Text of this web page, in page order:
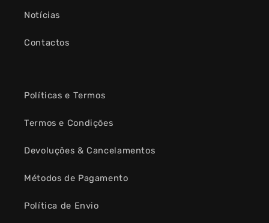
Notícias
Contactos
Políticas e Termos
Termos e Condições
Devoluções & Cancelamentos
Métodos de Pagamento
Política de Envio